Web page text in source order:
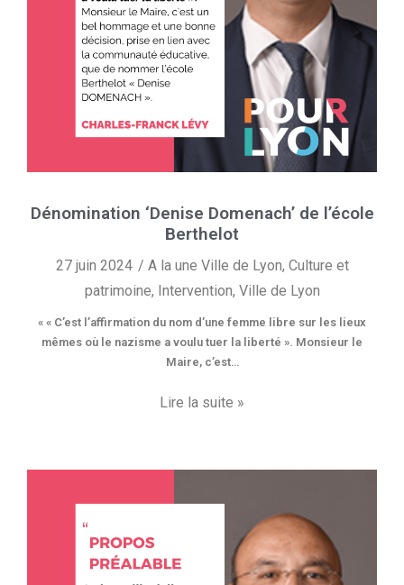
Dénomination ‘Denise Domenach’ de l’école
Berthelot
27 juin 2024 A la une Ville de Lyon, Culture et
patrimoine, Intervention, Ville de Lyon
« « C’est l’affirmation du nom d’une femme libre sur les lieux
mêmes où le nazisme a voulu tuer la liberté ». Monsieur le
Maire, c’est…
Lire la suite »